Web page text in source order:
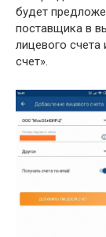
будет
поставщика в
лицевого
счет».